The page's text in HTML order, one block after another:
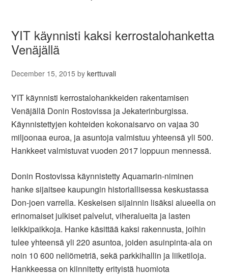
YIT käynnisti kaksi kerrostalohanketta
Venäjällä
December 15, 2015 bykerttuvali
YIT käynnisti kerrostalohankkeiden rakentamisen
Venäjällä Donin Rostovissa ja Jekaterinburgissa.
Käynnistettyjen kohteiden kokonaisarvo on vajaa 30
miljoonaa euroa, ja asuntoja valmistuu yhteensä yli 500.
Hankkeet valmistuvat vuoden 2017 loppuun mennessä.
Donin Rostovissa käynnistetty Aquamarin-niminen
hanke sijaitsee kaupungin historiallisessa keskustassa
Don-joen varrella. Keskeisen sijainnin lisäksi alueella on
erinomaiset julkiset palvelut, viheralueita ja lasten
leikkipaikkoja. Hanke käsittää kaksi rakennusta, joihin
tulee yhteensä yli 220 asuntoa, joiden asuinpinta-ala on
noin 10 600 neliömetriä, sekä parkkihallin ja liiketiloja.
Hankkeessa on kiinnitetty erityistä huomiota